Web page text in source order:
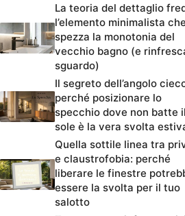
La teoria del dettaglio
l’elemento minimalista che
spezza la monotonia del
vecchio bagno (e
sguardo)
Il segreto dell’angolo
perché posizionare lo
specchio dove non batte il
sole è la vera svolta
Quella sottile linea tra
e claustrofobia: perché
liberare le finestre
essere la svolta per il tuo
salotto